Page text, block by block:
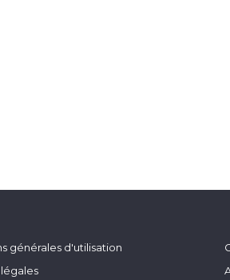
générales d'utilisation